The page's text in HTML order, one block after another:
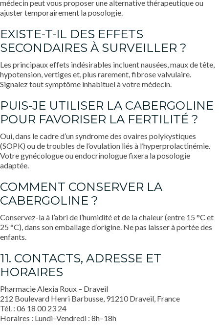
médecin peut vous proposer une alternative thérapeutique ou
ajuster temporairement la posologie.
EXISTE-T-IL DES EFFETS
SECONDAIRES À SURVEILLER ?
Les principaux effets indésirables incluent nausées, maux de tête,
hypotension, vertiges et, plus rarement, fibrose valvulaire.
Signalez tout symptôme inhabituel à votre médecin.
PUIS-JE UTILISER LA CABERGOLINE
POUR FAVORISER LA FERTILITÉ ?
Oui, dans le cadre d’un syndrome des ovaires polykystiques
(SOPK) ou de troubles de l’ovulation liés à l’hyperprolactinémie.
Votre gynécologue ou endocrinologue fixera la posologie
adaptée.
COMMENT CONSERVER LA
CABERGOLINE ?
Conservez-la à l’abri de l’humidité et de la chaleur (entre 15 °C et
25 °C), dans son emballage d’origine. Ne pas laisser à portée des
enfants.
11. CONTACTS, ADRESSE ET
HORAIRES
Pharmacie Alexia Roux – Draveil
212 Boulevard Henri Barbusse, 91210 Draveil, France
Tél. : 06 18 00 23 24
Horaires : Lundi–Vendredi : 8h–18h